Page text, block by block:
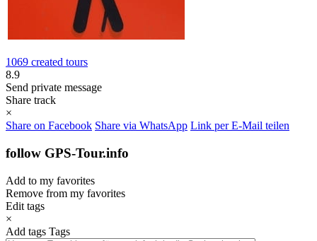
1069 created tours
8.9
Send private message
Share track
×
Share on Facebook Share via WhatsApp Link per E-Mail teilen
follow GPS-Tour.info
Add to my favorites
Remove from my favorites
Edit tags
×
Add tags Tags